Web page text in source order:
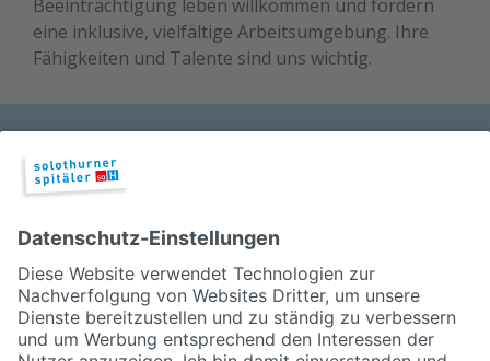
Beeinträchtigung leben willkommen und fördern
eine inklusive, vielfältige Arbeitsumgebung. Ihre
Fähigkeiten und Talente sind uns wichtig.
Das Bürgerspital Solothurn (BSS) garantiert die
erweiterte medizinische Grundversorgung der
Stadt und Region Solothurn. Rund 2'000
Mitarbeiterinnen und Mitarbeiter sorgen rund
um die Uhr für die medizinische Betreuung und
das Wohlergehen der Patientinnen und
Patienten.